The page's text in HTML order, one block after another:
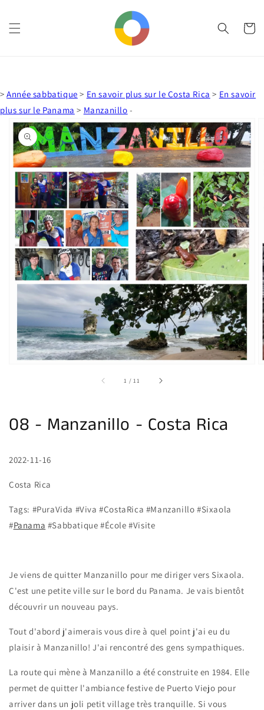
au
contenu
Panier
>Année sabbatique > En savoir plus sur le Costa Rica > En savoir
plus sur le Panama > Manzanillo -
informations
produits
Ouvrir
des
supports
multimédia
dans
la
vue
de
la
galerie
1 / sur
11
08 - Manzanillo - Costa Rica
2022-11-16
Costa Rica
Tags: #PuraVida #Viva #CostaRica #Manzanillo #Sixaola
#Panama #Sabbatique #École #Visite
Je viens de quitter Manzanillo pour me diriger vers Sixaola.
C'est une petite ville sur le bord du Panama. Je vais bientôt
découvrir un nouveau pays.
Tout d'abord j'aimerais vous dire à quel point j'ai eu du
plaisir à Manzanillo! J'ai rencontré des gens sympathiques.
La route qui mène à Manzanillo a été construite en 1984. Elle
permet de quitter l'ambiance festive de Puerto Viejo pour
arriver dans un joli petit village très tranquille. Si vous